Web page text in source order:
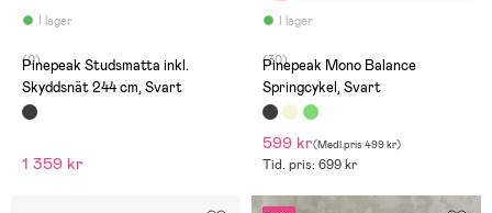
I lager
(0)
Pinepeak Studsmatta inkl.
Skyddsnät 244 cm, Svart
1 359 kr
I lager”fotstöden” bak då sonen
(30)
Pinepeak Mono Balance
Springcykel, Svart
599 kr(Medl.pris 499 kr)
Tid. pris: 699 kr